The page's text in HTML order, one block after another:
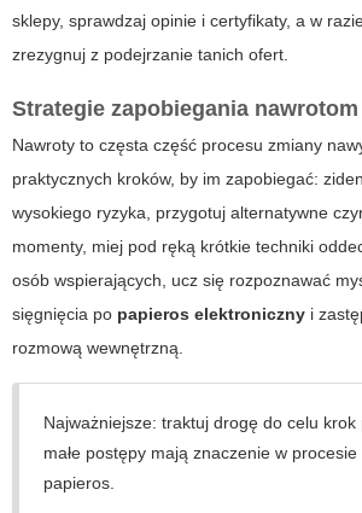
sklepy, sprawdzaj opinie i certyfikaty, a w
zrezygnuj z podejrzanie tanich ofert.
Strategie zapobiegania nawrotom
Nawroty to częsta część procesu zmiany
praktycznych kroków, by im zapobiegać:
wysokiego ryzyka, przygotuj alternatywne
momenty, miej pod ręką krótkie techniki
osób wspierających, ucz się rozpoznawać
sięgnięcia po papieros elektroniczny i
rozmową wewnętrzną.
Najważniejsze: traktuj drogę do celu
małe postępy mają znaczenie w procesie
papieros